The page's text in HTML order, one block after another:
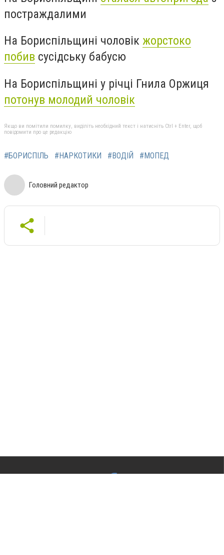
постраждалими
На Бориспільщині чоловік жорстоко
побив сусідську бабусю
На Бориспільщині у річці Гнила Оржиця
потонув молодий чоловік
Якщо ви помітили помилку, виділіть необхідний текст і натисніть Ctrl + Enter, щоб
повідомити про це редакцію
#БОРИСПІЛЬ #НАРКОТИКИ #ВОДІЙ #МОПЕД
Головний редактор